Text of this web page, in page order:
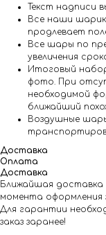
Текст надписи
Все наши
продлевает
Все шары по
увеличения
Итоговый
фото. При
необходимой
ближайший
Воздушные
Доставка
Оплата
Доставка
Ближайшая доставка
момента оформления
Для гарантии
заказ заранее!